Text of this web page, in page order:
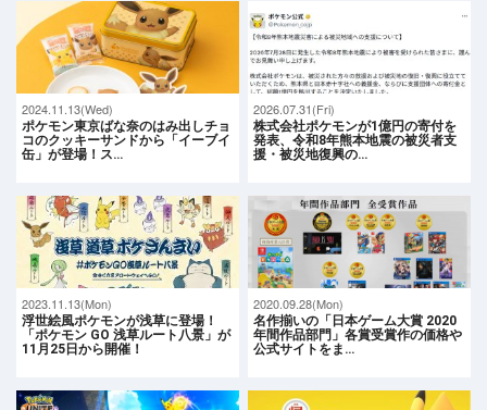
2024.11.13(Wed)
ポケモン東京ばな奈のはみ出しチョ
コのクッキーサンドから「イーブイ
缶」が登場！ス…
2026.07.31(Fri)
株式会社ポケモンが1億円の寄付を
発表、令和8年熊本地震の被災者支
援・被災地復興の…
2023.11.13(Mon)
浮世絵風ポケモンが浅草に登場！
「ポケモン GO 浅草ルート八景」が
11月25日から開催！
2020.09.28(Mon)
名作揃いの「日本ゲーム大賞 2020
年間作品部門」各賞受賞作の価格や
公式サイトをま…